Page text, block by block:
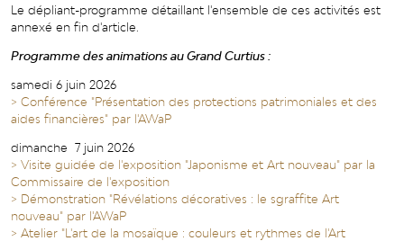
Le dépliant-programme détaillant l'ensemble de ces activités est
annexé en fin d'article.
Programme des animations au Grand Curtius :
samedi 6 juin 2026
> Conférence "Présentation des protections patrimoniales et des
aides financières" par l'AWaP
dimanche 7 juin 2026
> Visite guidée de l'exposition "Japonisme et Art nouveau" par la
Commissaire de l'exposition
> Démonstration "Révélations décoratives : le sgraffite Art
nouveau" par l'AWaP
> Atelier "L'art de la mosaïque : couleurs et rythmes de l'Art